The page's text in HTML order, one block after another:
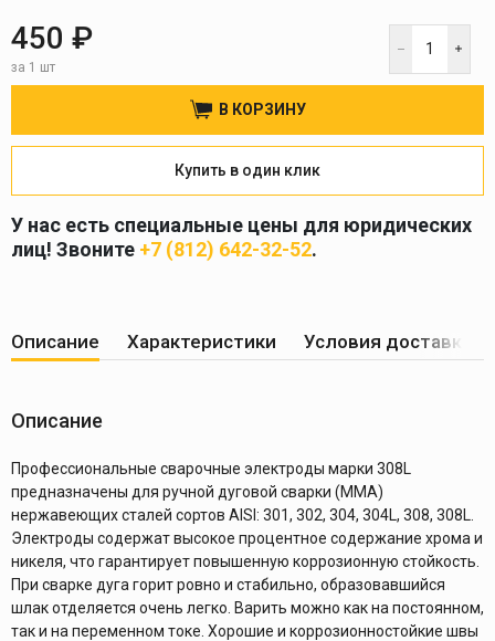
450 ₽
за 1 шт
В КОРЗИНУ
Купить в один клик
У нас есть специальные цены для юридических
лиц! Звоните +7 (812) 642-32-52.
Описание Характеристики Условия доставки
Описание
Профессиональные сварочные электроды марки 308L
предназначены для ручной дуговой сварки (ММА)
нержавеющих сталей сортов AISI: 301, 302, 304, 304L, 308, 308L.
Электроды содержат высокое процентное содержание хрома и
никеля, что гарантирует повышенную коррозионную стойкость.
При сварке дуга горит ровно и стабильно, образовавшийся
шлак отделяется очень легко. Варить можно как на постоянном,
так и на переменном токе. Хорошие и коррозионностойкие швы